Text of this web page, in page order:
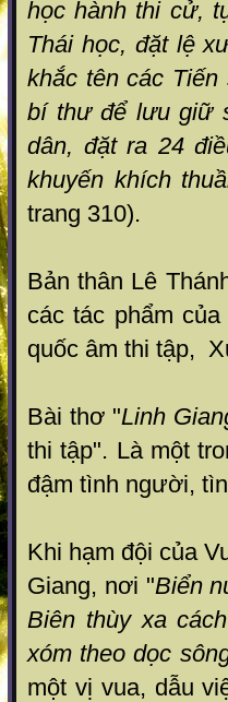
học hành thi cử,
Thái học, đặt lệ
khắc tên các
bí thư để lưu giữ
dân, đặt ra 24
khuyến khích
trang 310).
Bản thân Lê
các tác phẩm
quốc âm thi tập,
Bài thơ "Linh
thi tập". Là một
đậm tình người,
Khi hạm đội của
Giang, nơi "Biển
Biên thùy xa
xóm theo dọc
một vị vua, dẫu